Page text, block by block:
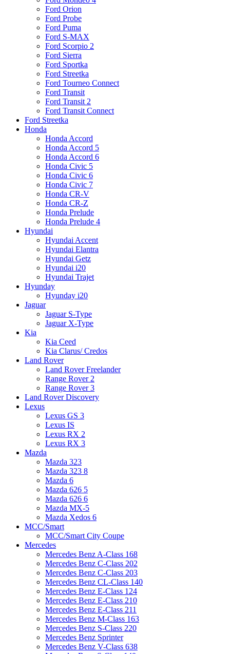
Ford Orion
Ford Probe
Ford Puma
Ford S-MAX
Ford Scorpio 2
Ford Sierra
Ford Sportka
Ford Streetka
Ford Tourneo Connect
Ford Transit
Ford Transit 2
Ford Transit Connect
Ford Streetka
Honda
Honda Accord
Honda Accord 5
Honda Accord 6
Honda Civic 5
Honda Civic 6
Honda Civic 7
Honda CR-V
Honda CR-Z
Honda Prelude
Honda Prelude 4
Hyundai
Hyundai Accent
Hyundai Elantra
Hyundai Getz
Hyundai i20
Hyundai Trajet
Hyunday
Hyunday i20
Jaguar
Jaguar S-Type
Jaguar X-Type
Kia
Kia Ceed
Kia Clarus/ Credos
Land Rover
Land Rover Freelander
Range Rover 2
Range Rover 3
Land Rover Discovery
Lexus
Lexus GS 3
Lexus IS
Lexus RX 2
Lexus RX 3
Mazda
Mazda 323
Mazda 323 8
Mazda 6
Mazda 626 5
Mazda 626 6
Mazda MX-5
Mazda Xedos 6
MCC/Smart
MCC/Smart City Coupe
Mercedes
Mercedes Benz A-Class 168
Mercedes Benz C-Class 202
Mercedes Benz C-Class 203
Mercedes Benz CL-Class 140
Mercedes Benz E-Class 124
Mercedes Benz E-Class 210
Mercedes Benz E-Class 211
Mercedes Benz M-Class 163
Mercedes Benz S-Class 220
Mercedes Benz Sprinter
Mercedes Benz V-Class 638